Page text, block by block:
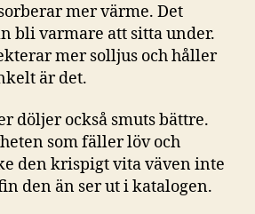
mer värme. Det
bli varmare att sitta under.
mer solljus och håller
är det.
döljer också smuts bättre.
som fäller löv och
den krispigt vita väven inte
den än ser ut i katalogen.